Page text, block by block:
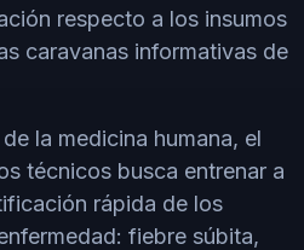
respecto a los insumos
caravanas informativas de
la medicina humana, el
técnicos busca entrenar a
rápida de los
fiebre súbita,